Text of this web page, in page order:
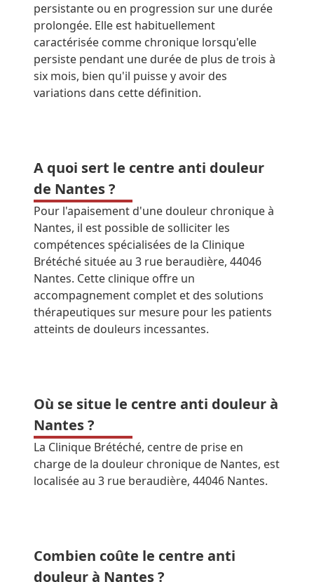
persistante ou en progression sur une durée
prolongée. Elle est habituellement
caractérisée comme chronique lorsqu'elle
persiste pendant une durée de plus de trois à
six mois, bien qu'il puisse y avoir des
variations dans cette définition.
A quoi sert le centre anti douleur
de Nantes ?
Pour l'apaisement d'une douleur chronique à
Nantes, il est possible de solliciter les
compétences spécialisées de la Clinique
Brétéché située au 3 rue beraudière, 44046
Nantes. Cette clinique offre un
accompagnement complet et des solutions
thérapeutiques sur mesure pour les patients
atteints de douleurs incessantes.
Où se situe le centre anti douleur à
Nantes ?
La Clinique Brétéché, centre de prise en
charge de la douleur chronique de Nantes, est
localisée au 3 rue beraudière, 44046 Nantes.
Combien coûte le centre anti
douleur à Nantes ?